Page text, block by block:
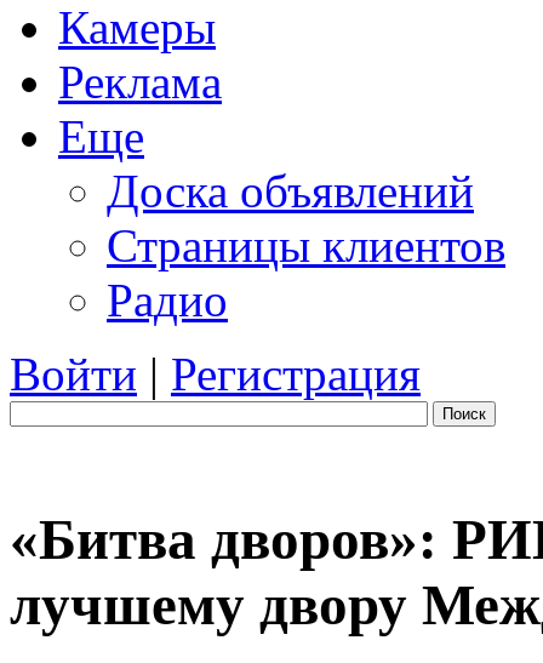
Камеры
Реклама
Еще
Доска объявлений
Страницы клиентов
Радио
Войти | Регистрация
Поиск
«Битва дворов»:
лучшему двору